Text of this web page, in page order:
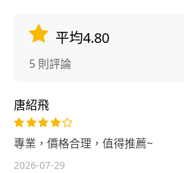
平均4.80
5 則評論
唐紹飛
專業，價格合理，值得推薦~
2026-07-29